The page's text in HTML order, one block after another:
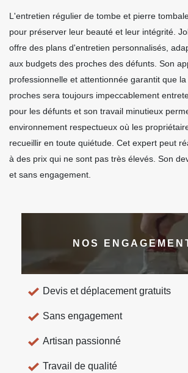
L'entretien régulier de tombe et pierre
pour préserver leur beauté et leur intégrité.
offre des plans d'entretien personnalisés,
aux budgets des proches des défunts. Son
professionnelle et attentionnée garantit que
proches sera toujours impeccablement
pour les défunts et son travail minutieux
environnement respectueux où les
recueillir en toute quiétude. Cet expert peut
à des prix qui ne sont pas très élevés. Son
et sans engagement.
NOS
Devis et déplacement gratuits
Sans engagement
Artisan passionné
Travail de qualité